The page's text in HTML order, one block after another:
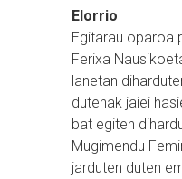
Elorrio
Egitarau oparoa
Ferixa
lanetan
dutenak jaiei
bat egiten
Mugimendu
jarduten duten